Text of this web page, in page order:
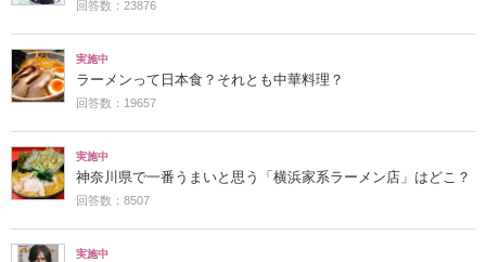
回答数：23876
実施中
ラーメンって日本食？それとも中華料理？
回答数：19657
実施中
神奈川県で一番うまいと思う「横浜家系ラーメン店」はどこ？
回答数：8507
実施中